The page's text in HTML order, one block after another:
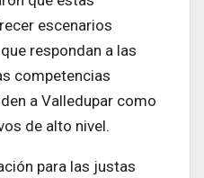
escenarios
respondan a las
competencias
a Valledupar como
de alto nivel.
para las justas